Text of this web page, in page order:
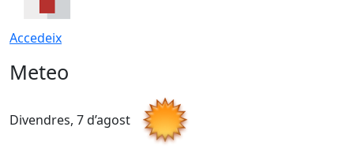
Accedeix
Meteo
Divendres, 7 d’agost